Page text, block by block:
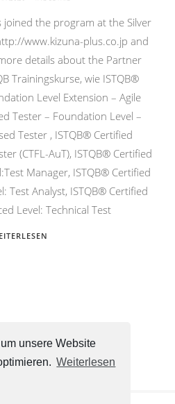
unsere Website
Weiterlesen
joined the program at the Silver
www.kizuna-plus.co.jp and
details about the Partner
Trainingskurse, wie ISTQB®
Level Extension – Agile
Tester – Foundation Level –
Tester , ISTQB® Certified
(CTFL-AuT), ISTQB® Certified
Manager, ISTQB® Certified
Test Analyst, ISTQB® Certified
Level: Technical Test